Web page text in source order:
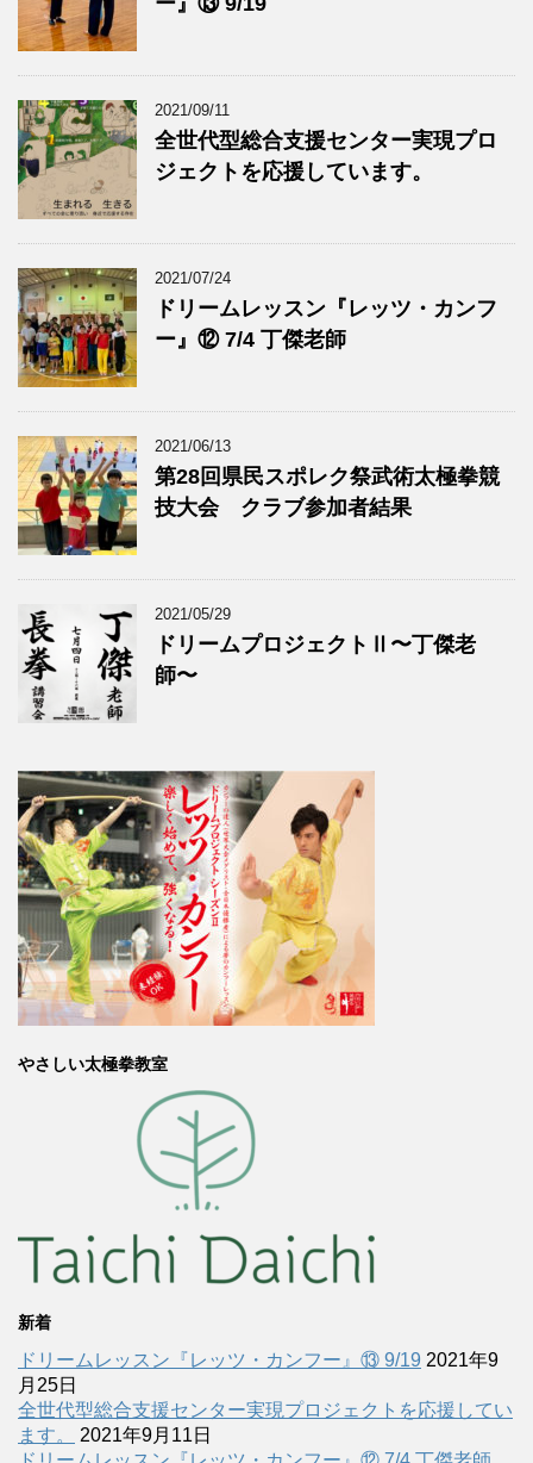
2021/09/11
全世代型総合支援センター実現プロ
ジェクトを応援しています。
2021/07/24
ドリームレッスン『レッツ・カンフ
ー』⑫ 7/4 丁傑老師
2021/06/13
第28回県民スポレク祭武術太極拳競
技大会 クラブ参加者結果
2021/05/29
ドリームプロジェクトⅡ〜丁傑老
師〜
やさしい太極拳教室
新着
ドリームレッスン『レッツ・カンフー』⑬ 9/19 2021年9
月25日
全世代型総合支援センター実現プロジェクトを応援してい
ます。
2021年9月11日